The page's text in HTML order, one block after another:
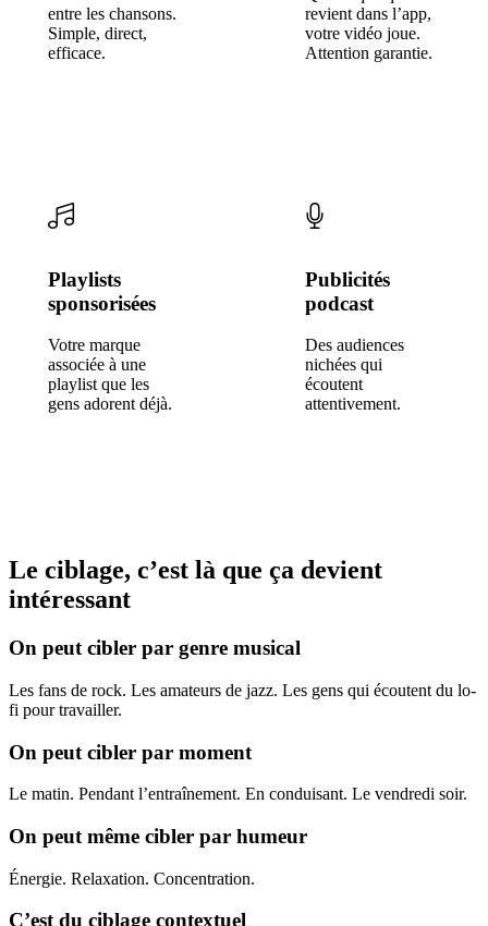
entre les chansons.
Simple, direct,
efficace.
revient dans l’app,
votre vidéo joue.
Attention garantie.
Playlists
sponsorisées
Votre marque
associée à une
playlist que les
gens adorent déjà.
Publicités
podcast
Des audiences
nichées qui
écoutent
attentivement.
Le ciblage, c’est là que ça devient
intéressant
On peut cibler par genre musical
Les fans de rock. Les amateurs de jazz. Les gens qui écoutent du lo-
fi pour travailler.
On peut cibler par moment
Le matin. Pendant l’entraînement. En conduisant. Le vendredi soir.
On peut même cibler par humeur
Énergie. Relaxation. Concentration.
C’est du ciblage contextuel